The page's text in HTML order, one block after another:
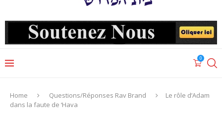
0
Home Questions/Réponses Rav Brand
Le rôle d’Adam
dans la faute de ‘Hava